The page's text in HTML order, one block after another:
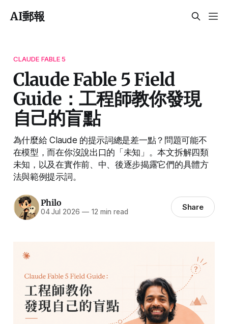
AI郵報
CLAUDE FABLE 5
Claude Fable 5 Field
Guide：工程師教你發現
自己的盲點
為什麼給 Claude 的提示詞總是差一點？問題可能不
在模型，而在你沒說出口的「未知」。本文拆解四類
未知，以及在實作前、中、後逐步揭露它們的具體方
法與範例提示詞。
Philo
04 Jul 2026 —12 min read Share